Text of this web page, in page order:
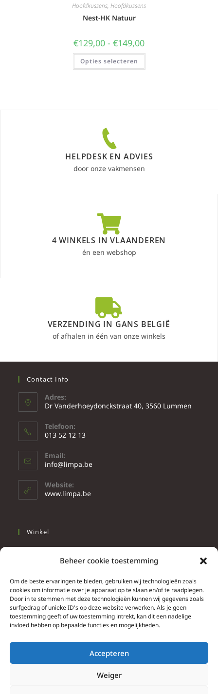
Beheer cookie toestemming
Om de beste ervaringen te bieden, gebruiken wij technologieën zoals
cookies om informatie over je apparaat op te slaan en/of te raadplegen.
Door in te stemmen met deze technologieën kunnen wij gegevens zoals
surfgedrag of unieke ID's op deze website verwerken. Als je geen
toestemming geeft of uw toestemming intrekt, kan dit een nadelige
invloed hebben op bepaalde functies en mogelijkheden.
Accepteren
Weiger
Hoofdkussens, Hoofdkussens
Nest-HK Natuur
€129,00 - €149,00
Opties selecteren
HELPDESK EN ADVIES
door onze vakmensen
4 WINKELS IN VLAANDEREN
én een webshop
VERZENDING IN GANS BELGIË
of afhalen in één van onze winkels
Contact Info
Adres:
Dr Vanderhoeydonckstraat 40, 3560 Lummen
Telefoon:
013 52 12 13
Email:
info@limpa.be
Website:
www.limpa.be
Winkel
Wonen
Info
Contacteer ons